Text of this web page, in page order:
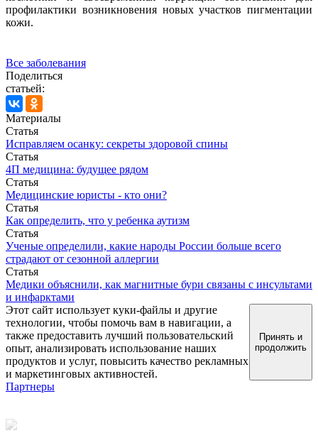
профилактики возникновения новых участков пигментации
кожи.
Все заболевания
Поделиться
статьей:
Материалы
Статья
Исправляем осанку: секреты здоровой спины
Статья
4П медицина: будущее рядом
Статья
Медицинские юристы - кто они?
Статья
Как определить, что у ребенка аутизм
Статья
Ученые определили, какие народы России больше всего
страдают от сезонной аллергии
Статья
Медики объяснили, как магнитные бури связаны с инсультами
и инфарктами
Этот сайт использует куки-файлы и другие
технологии, чтобы помочь вам в навигации, а
также предоставить лучший пользовательский
опыт, анализировать использование наших
продуктов и услуг, повысить качество рекламных
и маркетинговых активностей.
Принять и
продолжить
Партнеры